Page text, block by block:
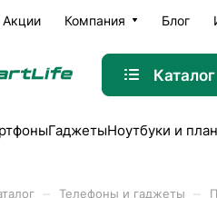
Акции Компания Блог
Каталог
ГаджетыНоутбуки и
Телефоны и гаджеты